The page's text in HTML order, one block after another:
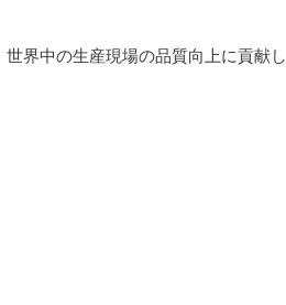
界中の生産現場の品質向上に貢献し